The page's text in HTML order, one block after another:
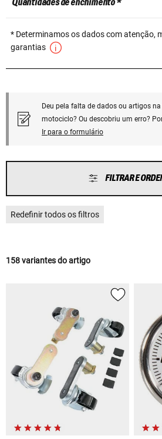
* Determinamos os dados com atenção,
garantias
Deu pela falta de dados ou artigos
motociclo? Ou descobriu um erro?
Ir para o formulário
FILTRAR E
Redefinir todos os filtros
158 variantes do artigo